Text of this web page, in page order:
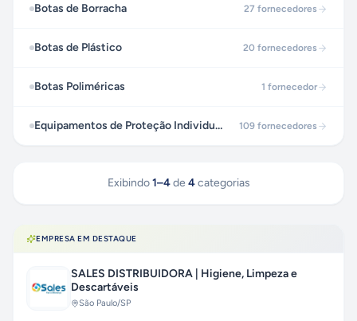
Botas de Borracha 27 fornecedores
Botas de Plástico 20 fornecedores
Botas Poliméricas 1 fornecedor
Equipamentos de Proteção Individual | EPI 109 fornecedores
Exibindo 1–4 de 4 categorias
EMPRESA EM DESTAQUE
SALES DISTRIBUIDORA | Higiene, Limpeza e
Descartáveis
São Paulo/SP